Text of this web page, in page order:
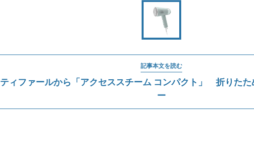
記事本文を読む
ティファールから「アクセススチーム コンパクト」 折りたた
ー